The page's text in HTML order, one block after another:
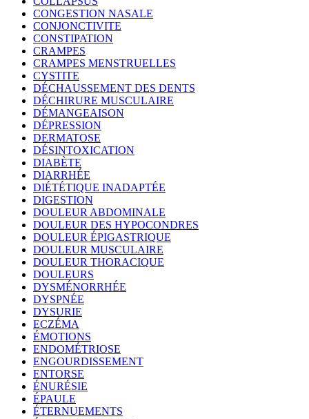
CONGESTION NASALE
CONJONCTIVITE
CONSTIPATION
CRAMPES
CRAMPES MENSTRUELLES
CYSTITE
DÉCHAUSSEMENT DES DENTS
DÉCHIRURE MUSCULAIRE
DÉMANGEAISON
DÉPRESSION
DERMATOSE
DÉSINTOXICATION
DIABÈTE
DIARRHÉE
DIÉTÉTIQUE INADAPTÉE
DIGESTION
DOULEUR ABDOMINALE
DOULEUR DES HYPOCONDRES
DOULEUR ÉPIGASTRIQUE
DOULEUR MUSCULAIRE
DOULEUR THORACIQUE
DOULEURS
DYSMÉNORRHÉE
DYSPNÉE
DYSURIE
ECZÉMA
ÉMOTIONS
ENDOMÉTRIOSE
ENGOURDISSEMENT
ENTORSE
ÉNURÉSIE
ÉPAULE
ÉTERNUEMENTS